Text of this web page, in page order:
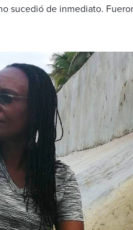
sucedió de inmediato.